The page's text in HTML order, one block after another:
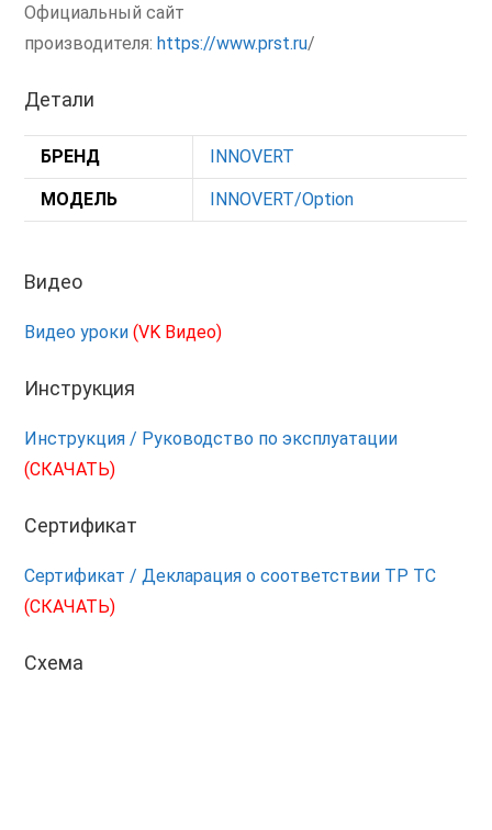
Официальный сайт
производителя:https://www.prst.ru/
Детали
БРЕНД INNOVERT
МОДЕЛЬ INNOVERT/Option
Видео
Видео уроки(VK Видео)
Инструкция
Инструкция / Руководство по эксплуатации
(СКАЧАТЬ)
Сертификат
Сертификат / Декларация о соответствии ТР ТС
(СКАЧАТЬ)
Схема